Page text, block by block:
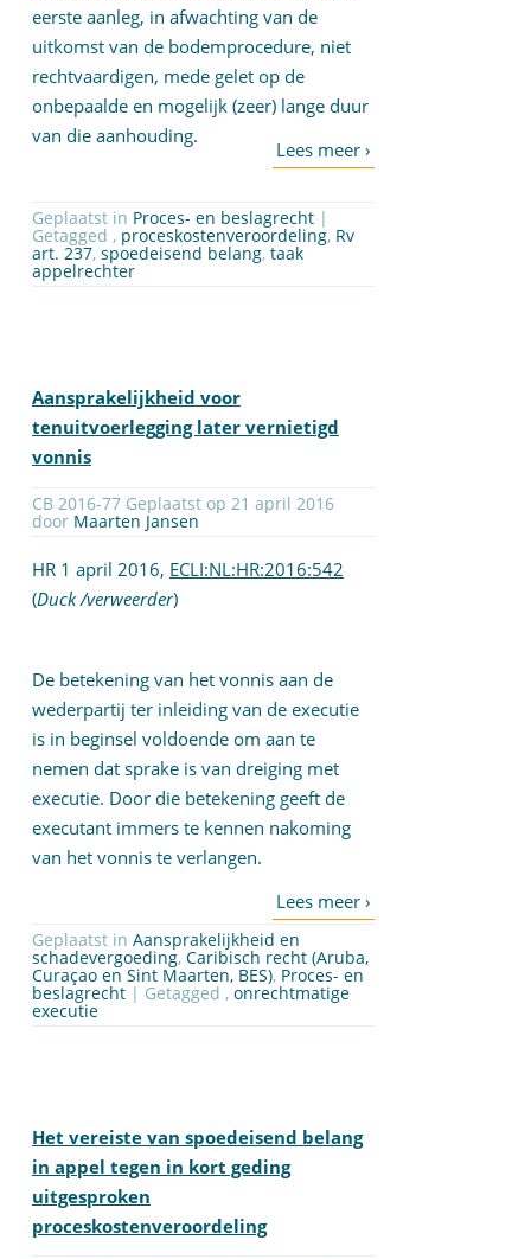
eerste aanleg, in afwachting van de
uitkomst van de bodemprocedure, niet
rechtvaardigen, mede gelet op de
onbepaalde en mogelijk (zeer) lange duur
van die aanhouding.
Geplaatst in Proces- en beslagrecht
Getagged , proceskostenveroordeling, Rv
art. 237, spoedeisend belang, taak
appelrechter
Aansprakelijkheid voor
tenuitvoerlegging later vernietigd
vonnis
CB 2016-77 Geplaatst op 21 april 2016
door Maarten Jansen
HR 1 april 2016, ECLI:NL:HR:2016:542
(Duck /verweerder)
De betekening van het vonnis aan de
wederpartij ter inleiding van de executie
is in beginsel voldoende om aan te
nemen dat sprake is van dreiging met
executie. Door die betekening geeft de
executant immers te kennen nakoming
van het vonnis te verlangen.
Geplaatst in Aansprakelijkheid en
schadevergoeding, Caribisch recht (Aruba,
Curaçao en Sint Maarten, BES), Proces- en
beslagrecht | Getagged , onrechtmatige
executie
Het vereiste van spoedeisend belang
in appel tegen in kort geding
uitgesproken
proceskostenveroordeling